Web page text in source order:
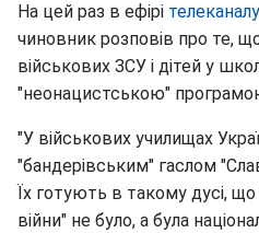
На цей раз в ефірі
чиновник розповів про те,
військових ЗСУ і дітей у
"неонацистською"
"У військових училищах
"бандерівським" гаслом
Їх готують в такому дусі, що
війни" не було, а була